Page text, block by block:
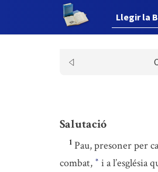
Llegir la
Salutació
1 Pau, presoner per
combat, * i a l’església